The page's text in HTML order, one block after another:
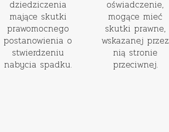
dziedziczenia
mające skutki
prawomocnego
postanowienia o
stwierdzeniu
nabycia spadku.
oświadczenie,
mogące mieć
skutki prawne,
wskazanej przez
nią stronie
przeciwnej.